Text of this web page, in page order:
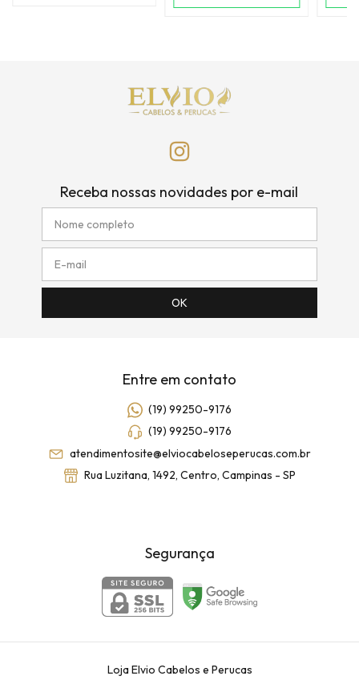
Receba nossas novidades por e-mail
Entre em contato
(19) 99250-9176
(19) 99250-9176
atendimentosite@elviocabeloseperucas.com.br
Rua Luzitana, 1492, Centro, Campinas - SP
Segurança
Loja Elvio Cabelos e Perucas